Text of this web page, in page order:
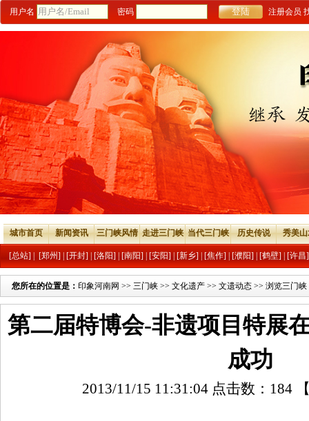
用户名 密码 注册会员
城市首页 新闻资讯 三门峡风情 走进三门峡 当代三门峡 历史传说 秀美
[总站] [郑州] [开封] [洛阳] [南阳] [安阳] [新乡] [焦作] [濮阳] [鹤壁] [许昌]
您所在的位置是： 印象河南网 >> 三门峡 >> 文化遗产 >> 文遗动态 >> 浏览三门峡
第二届特博会-非遗项目特展
成功
2013/11/15 11:31:04 点击数： 184